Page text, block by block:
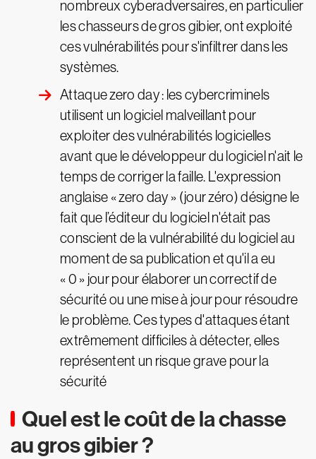
nombreux cyberadversaires, en particulier
les chasseurs de gros gibier, ont exploité
ces vulnérabilités pour s'infiltrer dans les
systèmes.
Attaque zero day : les cybercriminels
utilisent un logiciel malveillant pour
exploiter des vulnérabilités logicielles
avant que le développeur du logiciel n'ait le
temps de corriger la faille. L'expression
anglaise « zero day » (jour zéro) désigne le
fait que l’éditeur du logiciel n'était pas
conscient de la vulnérabilité du logiciel au
moment de sa publication et qu'il a eu
« 0 » jour pour élaborer un correctif de
sécurité ou une mise à jour pour résoudre
le problème. Ces types d'attaques étant
extrêmement difficiles à détecter, elles
représentent un risque grave pour la
sécurité
Quel est le coût de la chasse
au gros gibier ?